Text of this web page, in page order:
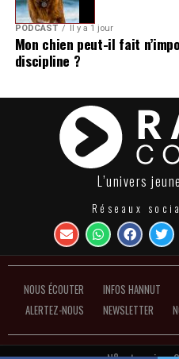
PODCAST Il y a 1 jour
Mon chien peut-il fait
discipline ?
L’univers
Réseaux
NOUS ÉCOUTER INFOS HANNUT
ALERTEZ-NOUS
NEWSLETTER